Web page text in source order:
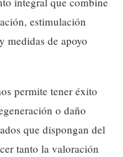
estimulación
medidas de apoyo
permite tener éxito
o daño
que dispongan del
tanto la valoración